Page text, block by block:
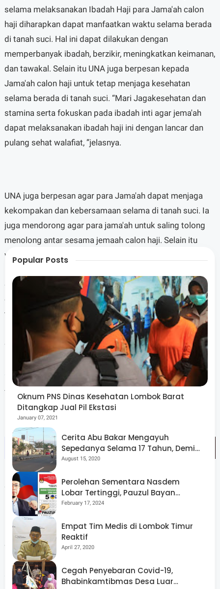
selama melaksanakan Ibadah Haji para Jama'ah calon
haji diharapkan dapat manfaatkan waktu selama berada
di tanah suci. Hal ini dapat dilakukan dengan
memperbanyak ibadah, berzikir, meningkatkan keimanan,
dan tawakal. Selain itu UNA juga berpesan kepada
Jama'ah calon haji untuk tetap menjaga kesehatan
selama berada di tanah suci. “Mari Jagakesehatan dan
stamina serta fokuskan pada ibadah inti agar jema'ah
dapat melaksanakan ibadah haji ini dengan lancar dan
pulang sehat walafiat, ”jelasnya.
UNA juga berpesan agar para Jama'ah dapat menjaga
kekompakan dan kebersamaan selama di tanah suci. Ia
juga mendorong agar para jama'ah untuk saling tolong
menolong antar sesama jemaah calon haji. Selain itu
wabup UNA juga berpesan agar para jama'ah calon haji
daerah,bangsa dan negara selama beribadah dengan
cara mengikuti berbagai aturan yang berlaku didaerah
tersebut. "Mari kita saling menjaga dan saling membantu
karena ada jama'ah yang sudah lanjut usia sehingga perlu
dijaga sama yang muda. Selain itu perlu juga menjaga
keharmonisan dan saling menghargai satu sama lain,
selama menjalankan ibadah haji agar dilancarkan oleh
Allah SWT," harapnya.
Sementara itu kepala Kantor Kementrian Agama
kabupaten lombok barat Drs.Hariadi Iskandar
menyampaikan kepada seluruh jamaah agar terus
menjaga kesehatan selama di Makkah agar ibadah yang
dilaksanakan berjalan dengan lancar. Selain itu ia juga
meminta para jama'ah untuk memperbanyak zikir dan
sabar agar ibadah dilancarkan. Ia juga bersyukur semua
Popular Posts
Oknum PNS Dinas Kesehatan Lombok Barat
Ditangkap Jual Pil Ekstasi
January 07, 2021
Cerita Abu Bakar Mengayuh
Sepedanya Selama 17 Tahun, Demi
Menggelorakan Kemerdekaan
August 15, 2020
Perolehan Sementara Nasdem
Lobar Tertinggi, Pauzul Bayan
Berpeluang “Rebut” Kursi Dapil 3
February 17, 2024
Empat Tim Medis di Lombok Timur
Reaktif
April 27, 2020
Cegah Penyebaran Covid-19,
Bhabinkamtibmas Desa Luar